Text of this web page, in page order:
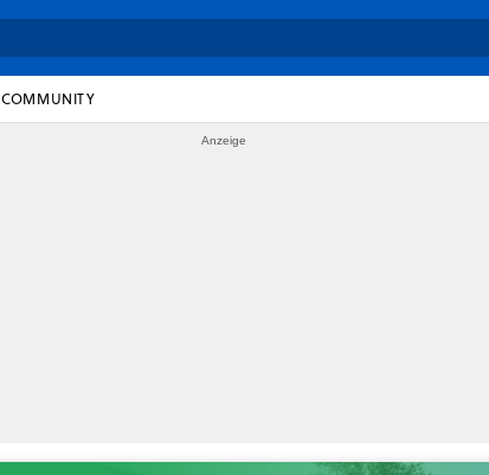
COMMUNITY